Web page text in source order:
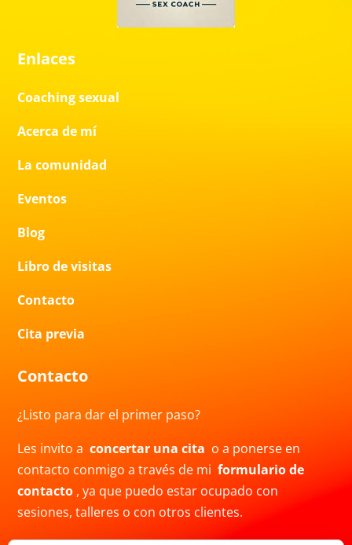
Enlaces
Coaching sexual
Acerca de mí
La comunidad
Eventos
Blog
Libro de visitas
Contacto
Cita previa
Contacto
¿Listo para dar el primer paso?
Les invito aconcertar una cita o a ponerse en
contacto conmigo a través de miformulario de
contacto , ya que puedo estar ocupado con
sesiones, talleres o con otros clientes.